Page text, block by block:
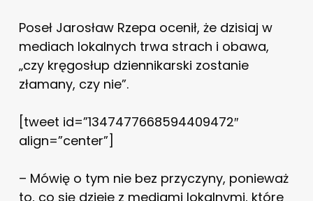
Poseł Jarosław Rzepa ocenił, że dzisiaj w
mediach lokalnych trwa strach i obawa,
„czy kręgosłup dziennikarski zostanie
złamany, czy nie”.
[tweet id=”1347477668594409472″
align=”center”]
– Mówię o tym nie bez przyczyny, ponieważ
to, co się dzieje z mediami lokalnymi, które